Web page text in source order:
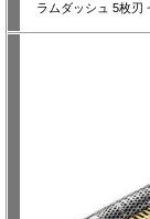
ラムダッシュ 5枚刃